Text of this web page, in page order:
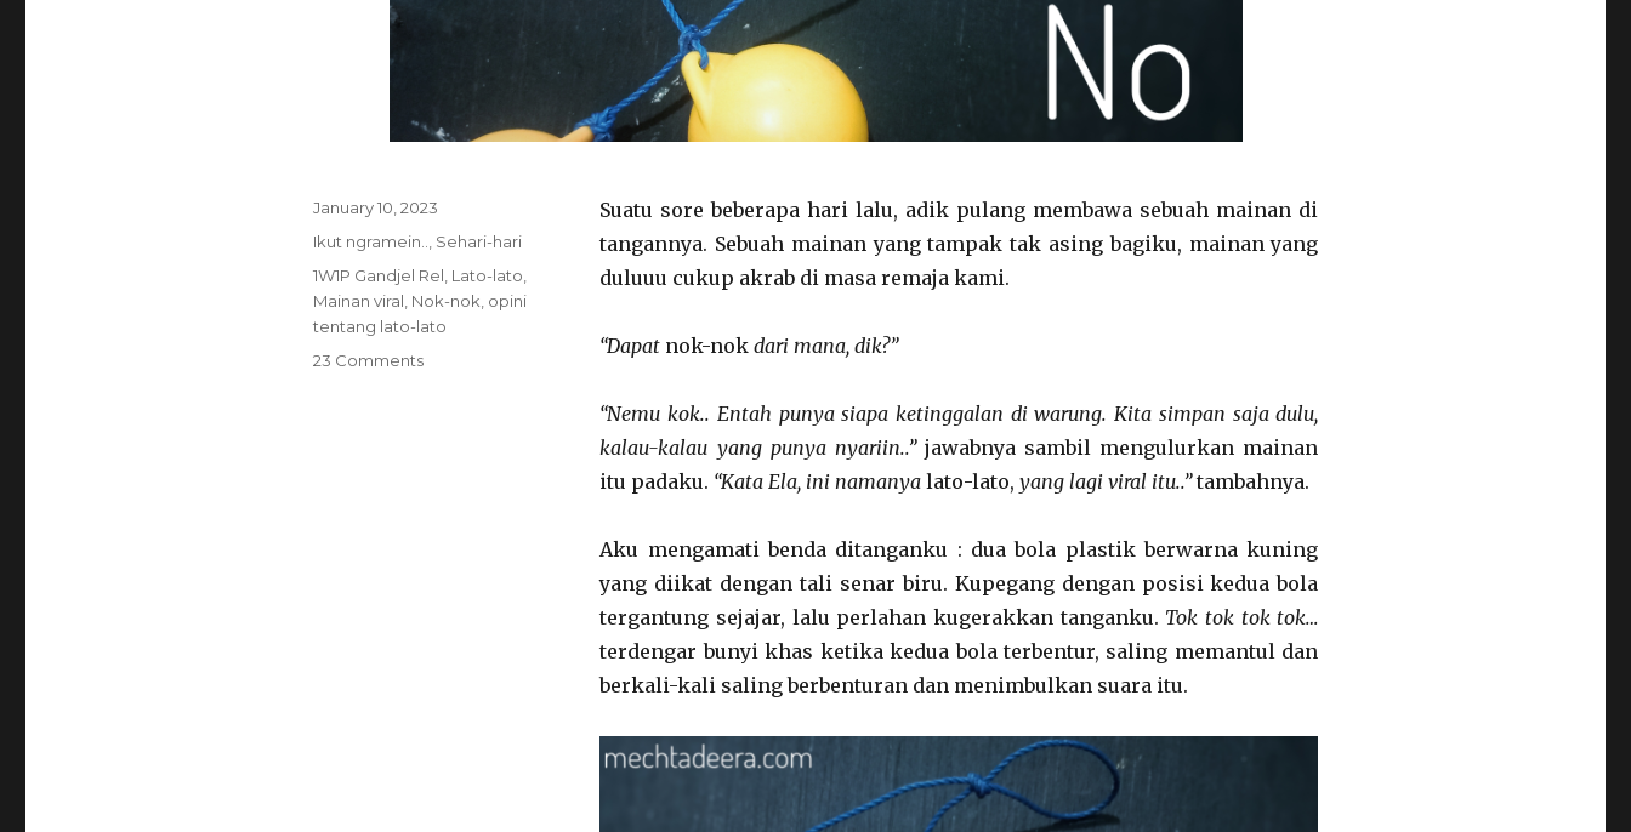
Suatu sore beberapa hari lalu, adik pulang membawa sebuah mainan di
tangannya. Sebuah mainan yang tampak tak asing bagiku, mainan yang
duluuu cukup akrab di masa remaja kami.
“Dapat nok-nokdari mana, dik?”
“Nemu kok.. Entah punya siapa ketinggalan di warung. Kita simpan saja dulu,
kalau-kalau yang punya nyariin..” jawabnya sambil mengulurkan mainan
itu padaku. “Kata Ela, ini namanyalato-lato,yang lagi viral itu..”tambahnya.
Aku mengamati benda ditanganku : dua bola plastik berwarna kuning
yang diikat dengan tali senar biru. Kupegang dengan posisi kedua bola
tergantung sejajar, lalu perlahan kugerakkan tanganku. Tok tok tok tok…
terdengar bunyi khas ketika kedua bola terbentur, saling memantul dan
berkali-kali saling berbenturan dan menimbulkan suara itu.
Posted
on
January 10, 2023
Categories
Ikut ngramein..
Sehari-hari
Tags
1W1P Gandjel Rel Lato-lato
Mainan viral Nok-nok opini
tentang lato-lato
23 Commentson